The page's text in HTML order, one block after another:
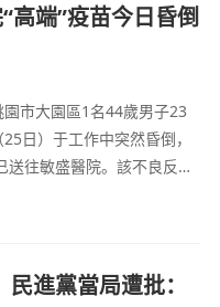
高端”疫苗今日昏倒
市大園區1名44歲男子23
日）于工作中突然昏倒，
往敏盛醫院。該不良反應
進黨當局遭批：